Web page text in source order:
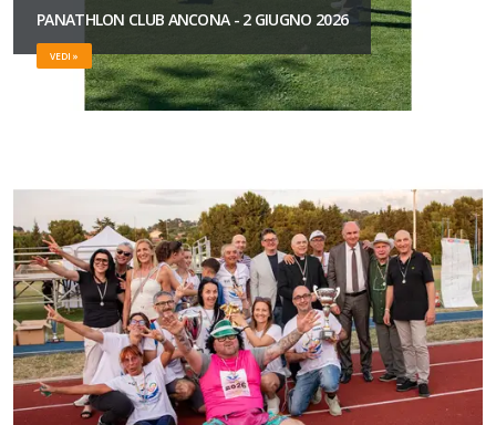
PANATHLON CLUB ANCONA - 2 GIUGNO 2026
VEDI »